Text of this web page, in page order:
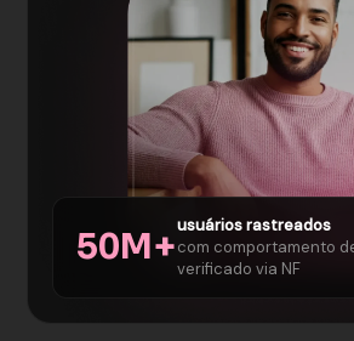
50M+
usuários rastreados
com comportamento
verificado via NF